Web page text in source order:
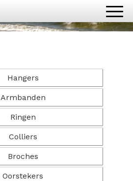
Hangers
Armbanden
Ringen
Colliers
Broches
Oorstekers